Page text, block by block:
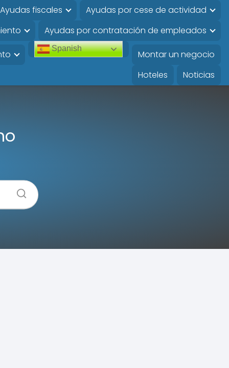
Ayudas fiscales
Ayudas por cese de actividad
Ayudas por contratación de empleados
Spanish
Montar un negocio
Hoteles
Noticias